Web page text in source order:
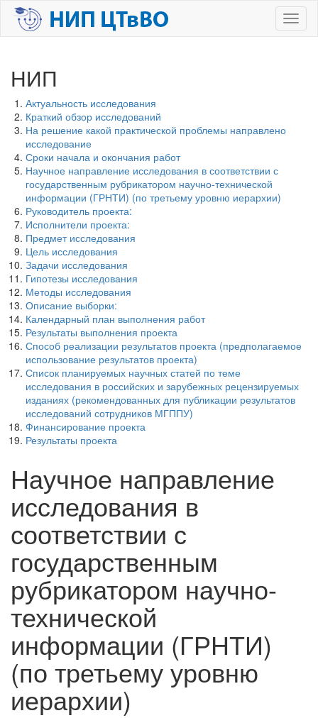
Перейти
основному
НИП
Актуальность исследования
Краткий обзор исследований
На решение какой практической проблемы направлено
исследование
Сроки начала и окончания работ
Научное направление исследования в соответствии с
государственным рубрикатором научно-технической
информации (ГРНТИ) (по третьему уровню иерархии)
Руководитель проекта:
Исполнители проекта:
Предмет исследования
Цель исследования
Задачи исследования
Гипотезы исследования
Методы исследования
Описание выборки:
Календарный план выполнения работ
Результаты выполнения проекта
Способ реализации результатов проекта (предполагаемое
использование результатов проекта)
Список планируемых научных статей по теме
исследования в российских и зарубежных рецензируемых
изданиях (рекомендованных для публикации результатов
исследований сотрудников МГППУ)
Финансирование проекта
Результаты проекта
Научное направление
исследования в
соответствии с
государственным
рубрикатором научно-
технической
информации (ГРНТИ)
(по третьему уровню
иерархии)